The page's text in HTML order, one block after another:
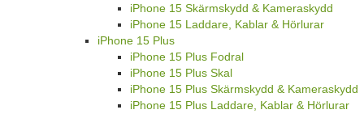
iPhone 15 Skärmskydd & Kameraskydd
iPhone 15 Laddare, Kablar & Hörlurar
iPhone 15 Plus
iPhone 15 Plus Fodral
iPhone 15 Plus Skal
iPhone 15 Plus Skärmskydd & Kameraskydd
iPhone 15 Plus Laddare, Kablar & Hörlurar